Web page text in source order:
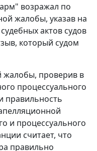
возражал по
жалобы, указав на
актов судов
который судом
жалобы, проверив в
процессуального
правильность
и процессуального
считает, что
правильно